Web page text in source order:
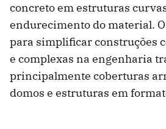
concreto em estruturas
endurecimento do material.
para simplificar construções
e complexas na engenharia
principalmente coberturas
domos e estruturas em